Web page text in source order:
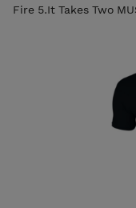
Fire 5.It Takes Two
Vuorela - Drums
Timo Roiko-Jokela -
Backing Vocals
Hammond organ,